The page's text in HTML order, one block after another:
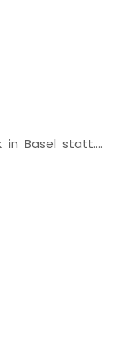
in Basel statt.…